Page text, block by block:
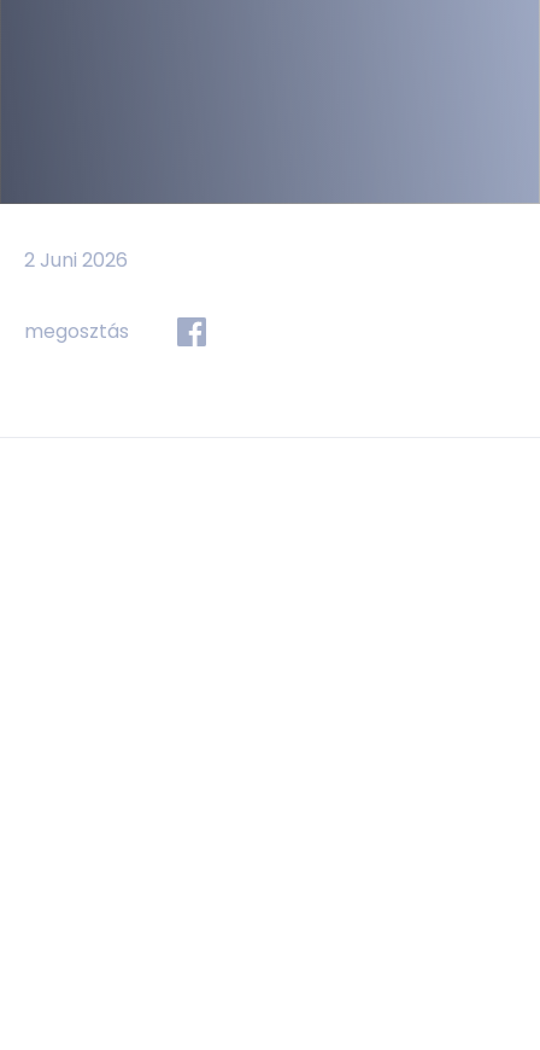
2 Juni 2026
megosztás